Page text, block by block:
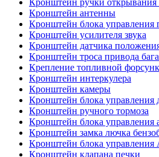
Кронштейн антенны
Кронштейн блока управления
Кронштейн усилителя звука
Кронштейн датчика
Кронштейн троса привода
Крепление топливной
Кронштейн интеркулера
Кронштейн камеры
Кронштейн блока управления
Кронштейн ручного тормоза
Кронштейн блока управления
Кронштейн замка лючка
Кронштейн блока управления
Кронштейн клапана печки